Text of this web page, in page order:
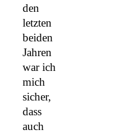
den
letzten
beiden
Jahren
war ich
mich
sicher,
dass
auch